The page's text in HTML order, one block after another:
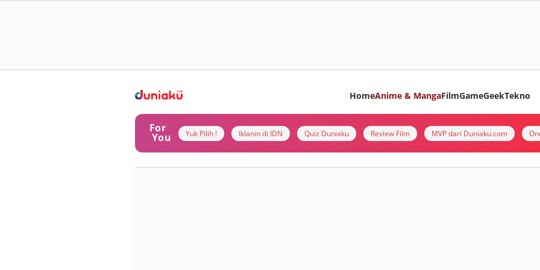
HomeAnime & MangaFilmGameGeekTekno
For
You Yuk Pilih ! Iklanin di IDN Quiz Duniaku Review Film MVP dari Duniaku.com